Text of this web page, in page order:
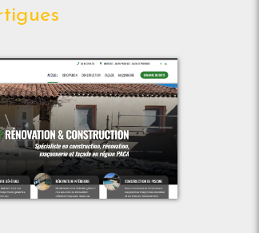
Voir le projet
& Construction